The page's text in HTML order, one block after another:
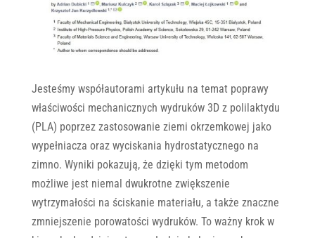
Jesteśmy współautorami artykułu na temat poprawy
właściwości mechanicznych wydruków 3D z polilaktydu
(PLA) poprzez zastosowanie ziemi okrzemkowej jako
wypełniacza oraz wyciskania hydrostatycznego na
zimno. Wyniki pokazują, że dzięki tym metodom
możliwe jest niemal dwukrotne zwiększenie
wytrzymałości na ściskanie materiału, a także znaczne
zmniejszenie porowatości wydruków. To ważny krok w